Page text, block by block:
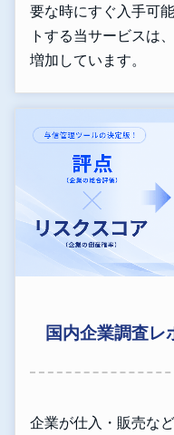
要な時にすぐ入手可
トする当サービスは
増加しています。
国内企業調査レ
企業が仕入・販売な